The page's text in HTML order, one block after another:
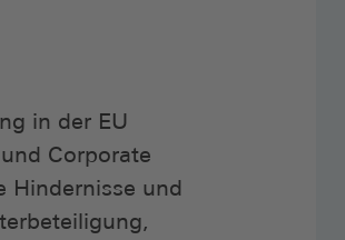
in der EU
Corporate
Hindernisse und